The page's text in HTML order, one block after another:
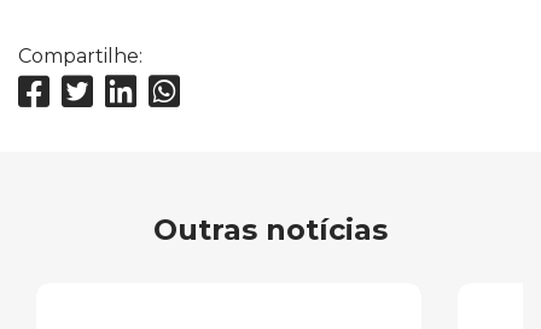
Compartilhe:
Outras notícias